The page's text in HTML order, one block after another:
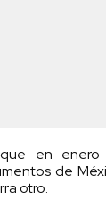
en
de
otro.